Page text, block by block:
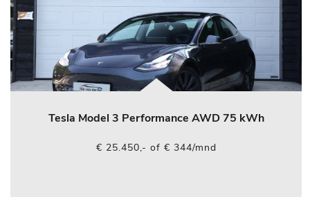
Tesla Model 3 Performance AWD 75 kWh
€ 25.450,- of € 344/mnd